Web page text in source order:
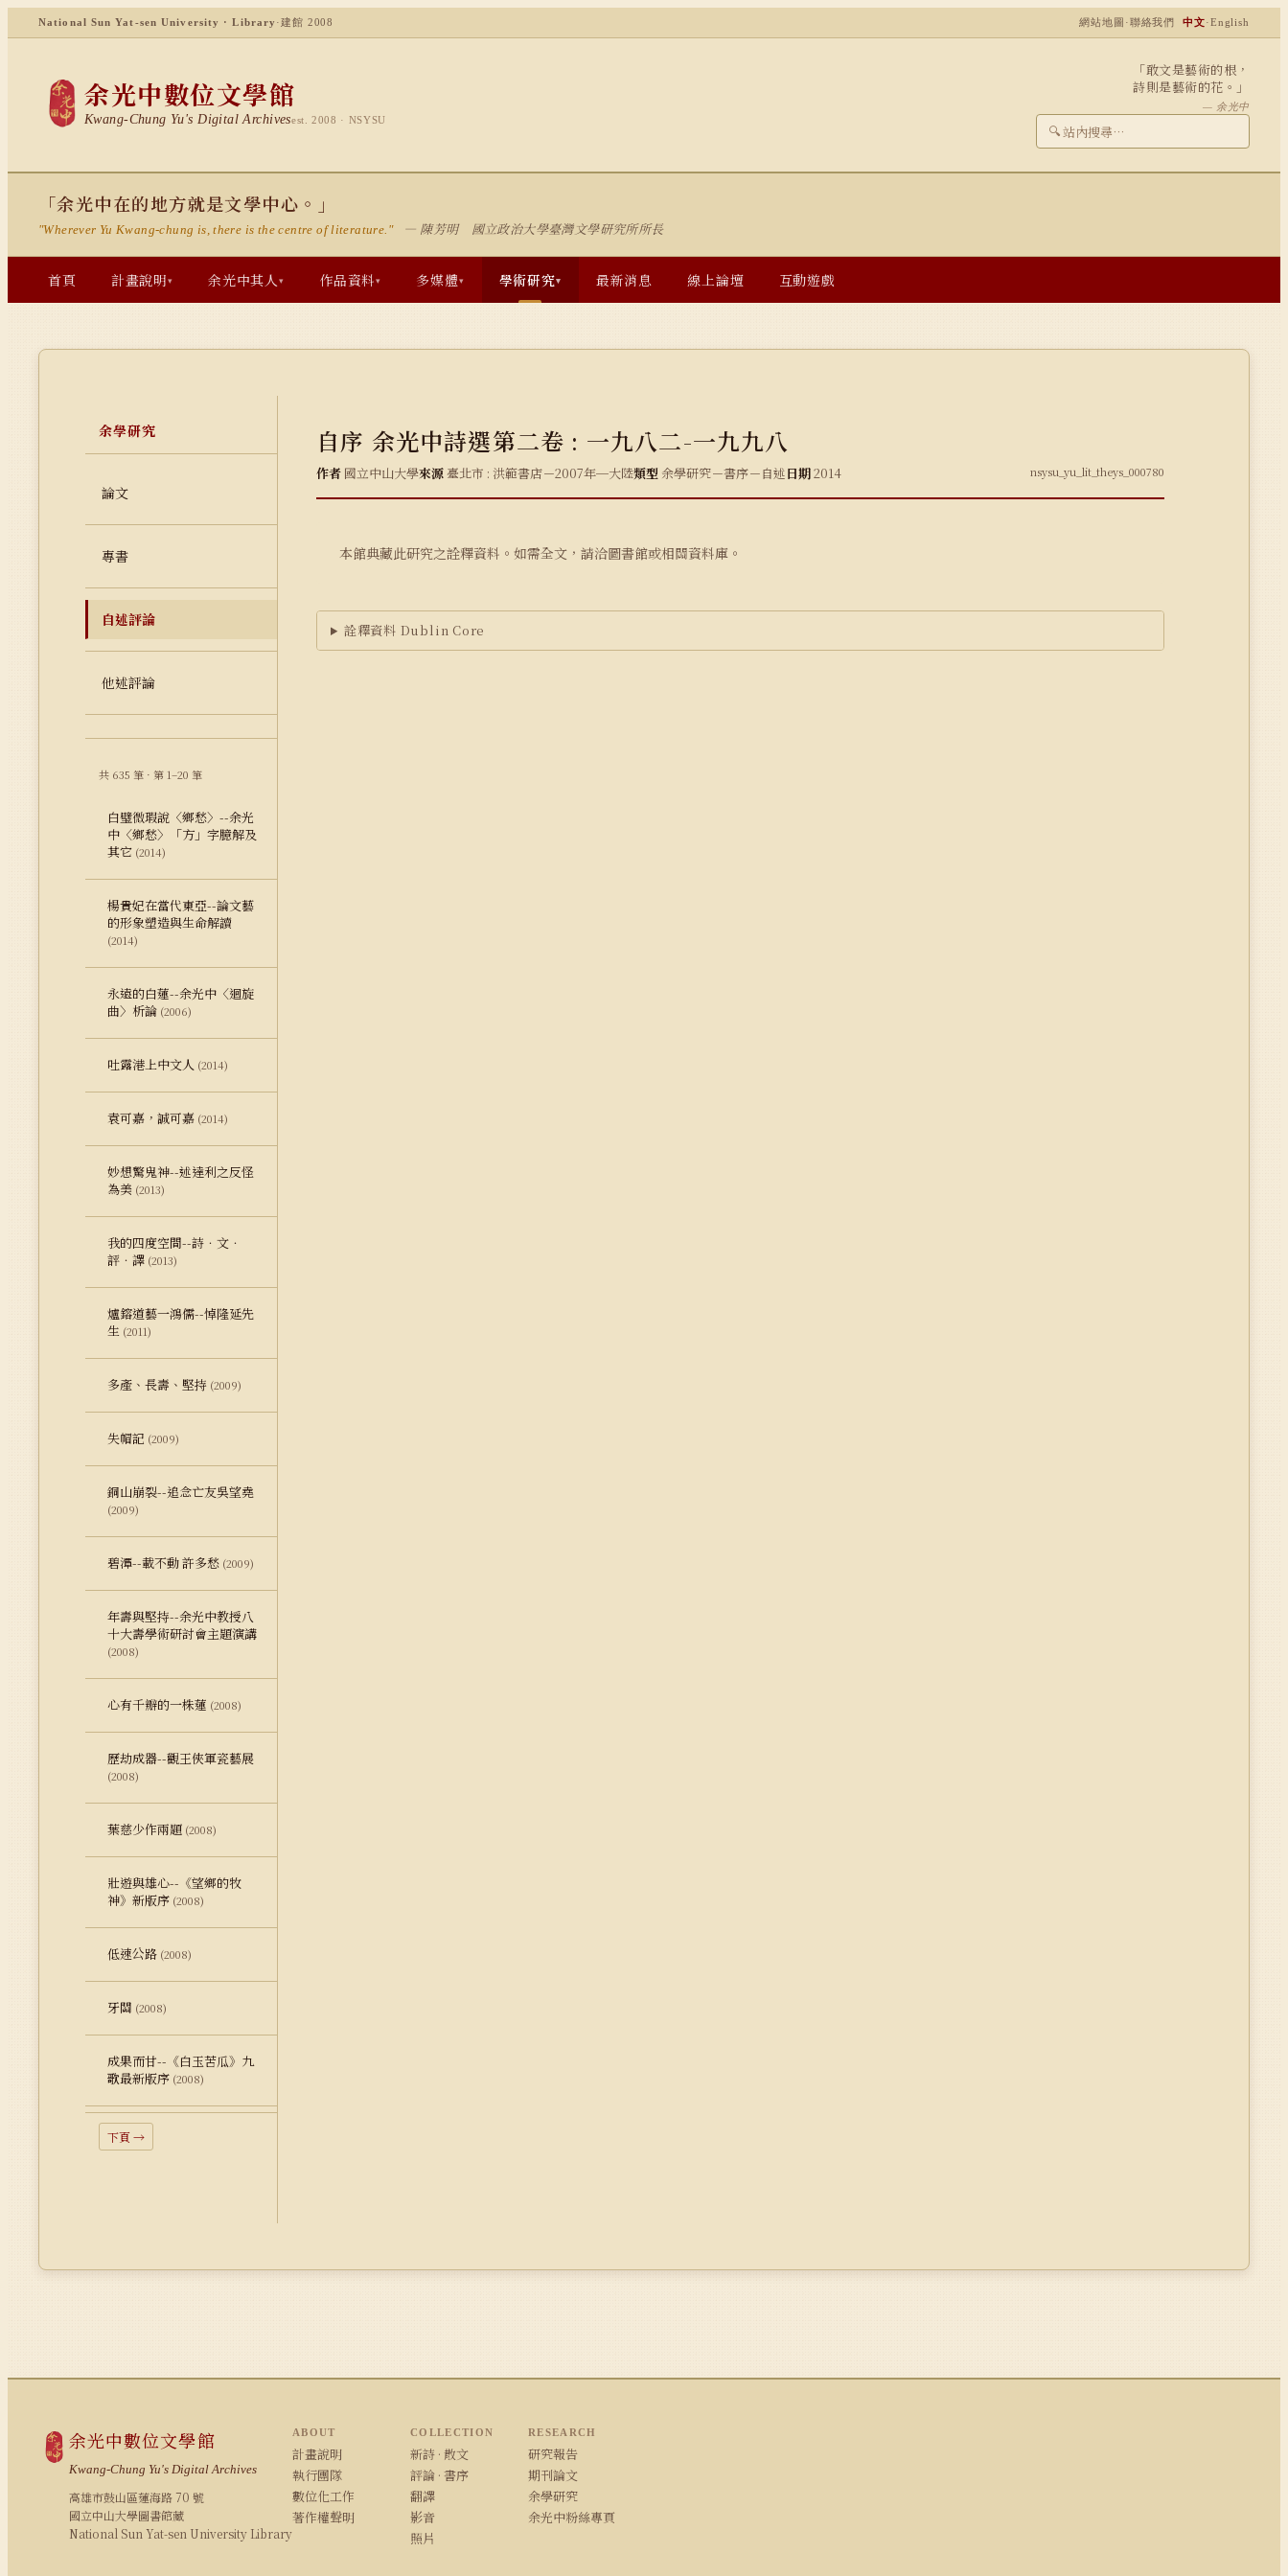
National Sun Yat-sen University · Library ·建館 2008 網站地圖 ·聯絡我們 中文·English
余光中數位文學館
Kwang-Chung Yu's Digital Archivesest. 2008 · NSYSU
「敢文是藝術的根，
詩則是藝術的花。」
— 余光中
🔍
「余光中在的地方就是文學中心。」
"Wherever Yu Kwang-chung is, there is the centre of literature." — 陳芳明 國立政治大學臺灣文學研究所所長
首頁 計畫說明▾ 余光中其人▾ 作品資料▾ 多媒體▾ 學術研究▾ 最新消息 線上論壇 互動遊戲
余學研究
論文
專書
自述評論
他述評論
共 635 筆 · 第 1–20 筆
白璧微瑕說〈鄉愁〉--余光
中〈鄉愁〉「方」字臆解及
其它 (2014)
楊貴妃在當代東亞--論文藝
的形象塑造與生命解讀
(2014)
永遠的白蓮--余光中〈迴旋
曲〉析論 (2006)
吐露港上中文人 (2014)
袁可嘉，誠可嘉 (2014)
妙想驚鬼神--述達利之反怪
為美 (2013)
我的四度空間--詩．文．
評．譯 (2013)
爐鎔道藝一鴻儒--悼隆延先
生 (2011)
多產、長壽、堅持 (2009)
失帽記 (2009)
銅山崩裂--追念亡友吳望堯
(2009)
碧潭--載不動 許多愁 (2009)
年壽與堅持--余光中教授八
十大壽學術研討會主題演講
(2008)
心有千瓣的一株蓮 (2008)
歷劫成器--觀王俠軍瓷藝展
(2008)
葉慈少作兩題 (2008)
壯遊與雄心--《望鄉的牧
神》新版序 (2008)
低速公路 (2008)
牙關 (2008)
成果而甘--《白玉苦瓜》九
歌最新版序 (2008)
下頁 →
自序 余光中詩選第二卷 : 一九八二-一九九八
作者 國立中山大學來源臺北市 : 洪範書店－2007年─大陸類型 余學研究－書序－自述日期2014 nsysu_yu_lit_theys_000780
本館典藏此研究之詮釋資料。如需全文，請洽圖書館或相關資料庫。
詮釋資料 Dublin Core
余光中數位文學館
Kwang-Chung Yu's Digital Archives
高雄市鼓山區蓮海路 70 號
國立中山大學圖書館藏
National Sun Yat-sen University Library
ABOUT
計畫說明
執行團隊
數位化工作
著作權聲明
COLLECTION
新詩 · 散文
評論 · 書序
翻譯
影音
照片
RESEARCH
研究報告
期刊論文
余學研究
余光中粉絲專頁